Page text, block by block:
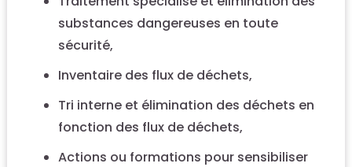
substances dangereuses en toute
sécurité,
Inventaire des flux de déchets,
Tri interne et élimination des déchets en
fonction des flux de déchets,
Actions ou formations pour sensibiliser